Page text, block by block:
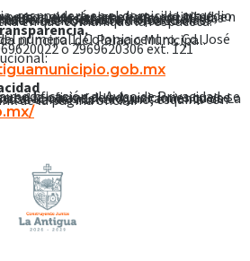
hábiles más previa notificación. La respuesta indicará si la solicitud de acceso, rectificación, cancelación u oposición es procedente y en su caso, hará efectivo dentro de los 15 días hábiles siguientes a la fecha en que comunique la respuesta.
Cd. José Cardel, planta baja entrada principal del Palacio Municipal.
o 2969620306 ext. 121
H. Ayuntamiento de La Antigua, ubicado en calle José Cardel número uno, esquina con Emiliano Zapata y en el link de la página oficial: